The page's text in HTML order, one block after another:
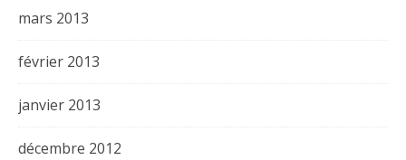
mars 2013
février 2013
janvier 2013
décembre 2012